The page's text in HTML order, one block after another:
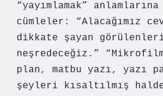
“yayımlamak”
cümleler: “Alacağımız
dikkate şayan görülenleri
neşredeceğiz.”
plan, matbu yazı, yazı
şeyleri kısaltılmış halde